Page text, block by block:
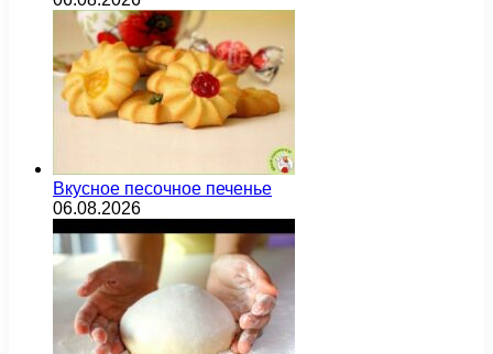
Вкусное песочное печенье
06.08.2026